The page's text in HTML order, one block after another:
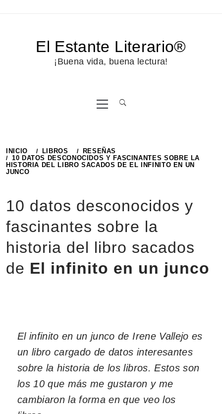
El Estante Literario®
¡Buena vida, buena lectura!
INICIO LIBROS
RESEÑAS
10 DATOS DESCONOCIDOS Y FASCINANTES SOBRE LA
HISTORIA DEL LIBRO SACADOS DE EL INFINITO EN UN
JUNCO
10 datos desconocidos y
fascinantes sobre la
historia del libro sacados
de El infinito en un junco
El infinito en un junco de Irene Vallejo es
un libro cargado de datos interesantes
sobre la historia de los libros. Estos son
los 10 que más me gustaron y me
cambiaron la forma en que veo los